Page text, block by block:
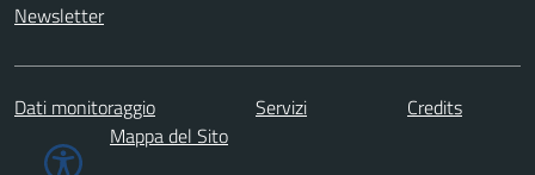
Newsletter
Dati monitoraggio Servizi
Credits
Mappa del Sito